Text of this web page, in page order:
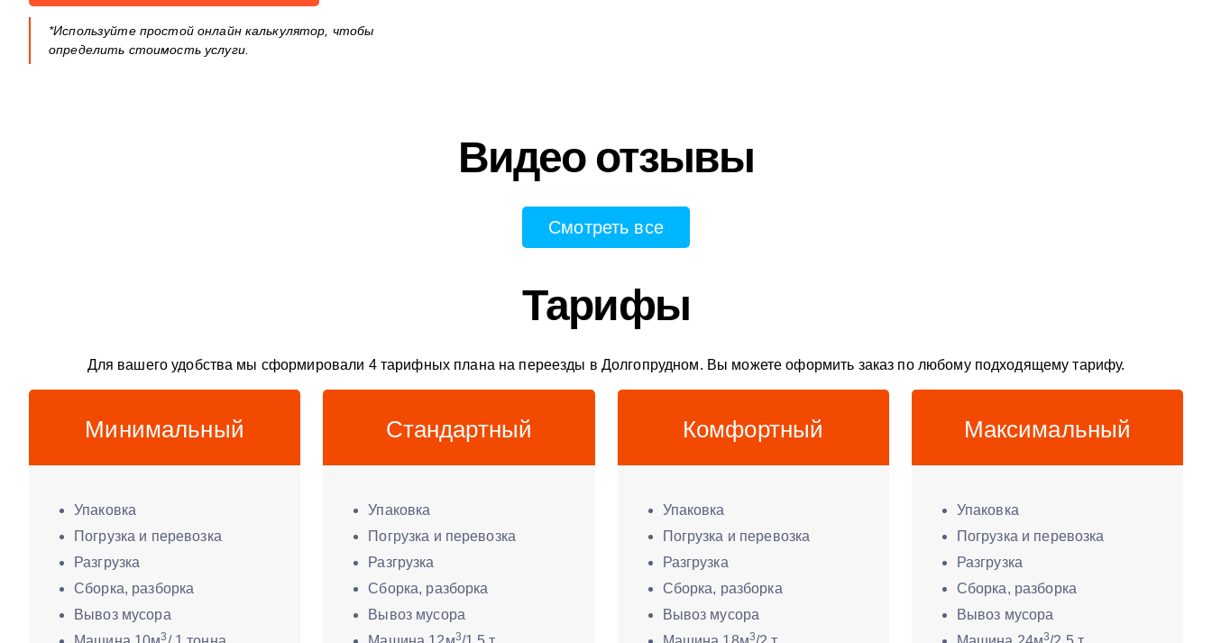
*Используйте простой онлайн калькулятор, чтобы
определить стоимость услуги.
Видео отзывы
Смотреть все
Тарифы
Для вашего удобства мы сформировали 4 тарифных плана на переезды в Долгопрудном. Вы можете оформить заказ по любому подходящему тарифу.
Минимальный
Упаковка
Погрузка и перевозка
Разгрузка
Сборка, разборка
Вывоз мусора
3
Стандартный
Упаковка
Погрузка и перевозка
Разгрузка
Сборка, разборка
Вывоз мусора
3
Комфортный
Упаковка
Погрузка и перевозка
Разгрузка
Сборка, разборка
Вывоз мусора
3
Максимальный
Упаковка
Погрузка и перевозка
Разгрузка
Сборка, разборка
Вывоз мусора
3